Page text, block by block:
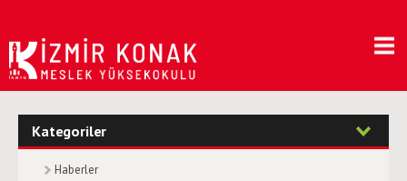
Kategoriler
Haberler